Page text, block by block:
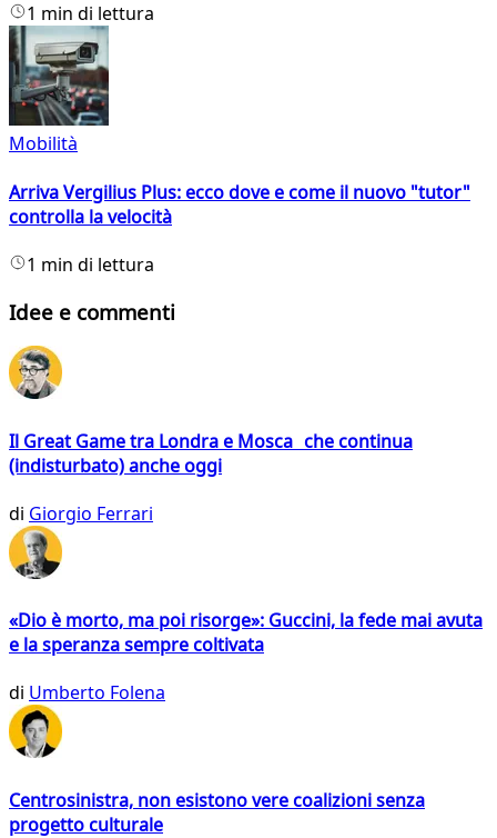
1 min di lettura
Mobilità
Arriva Vergilius Plus: ecco dove e come il nuovo "tutor"
controlla la velocità
1 min di lettura
Idee e commenti
Il Great Game tra Londra e Mosca che continua
(indisturbato) anche oggi
di Giorgio Ferrari
«Dio è morto, ma poi risorge»: Guccini, la fede mai avuta
e la speranza sempre coltivata
di Umberto Folena
Centrosinistra, non esistono vere coalizioni senza
progetto culturale